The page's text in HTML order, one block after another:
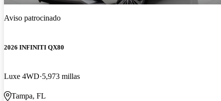
Aviso patrocinado
2026 INFINITI QX80
Luxe 4WD 5,973 millas
Tampa, FL